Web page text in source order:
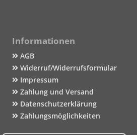
Informationen
AGB
Widerruf/Widerrufsformular
Impressum
Zahlung und Versand
Datenschutzerklärung
Zahlungsmöglichkeiten